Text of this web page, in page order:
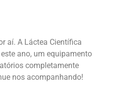
aí. A Láctea Científica
ano, um equipamento
completamente
nos acompanhando!